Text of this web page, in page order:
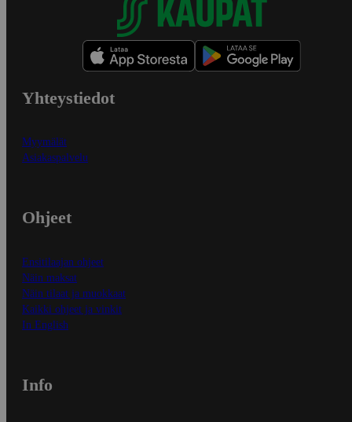
Yhteystiedot
Myymälät
Asiakaspalvelu
Ohjeet
Ensitilaajan ohjeet
Näin maksat
Näin tilaat ja muokkaat
Kaikki ohjeet ja vinkit
In English
Info